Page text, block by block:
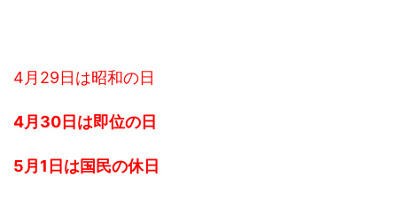
4月29日は昭和の日
4月30日は即位の日
5月1日は国民の休日